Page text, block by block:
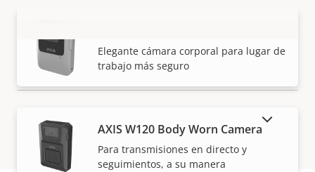
VISUALIZAR MÁS
Elegante cámara corporal para lugar de
trabajo más seguro
AXIS W120 Body Worn Camera
Para transmisiones en directo y
seguimientos, a su manera
MOSTRAR PRODUCTOS DESCATALOGADOS